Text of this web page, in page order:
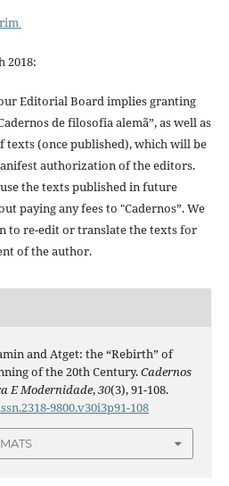
2018:
Editorial Board implies granting
de filosofia alemã”, as well as
(once published), which will be
authorization of the editors.
the texts published in future
paying any fees to "Cadernos”. We
to re-edit or translate the texts for
of the author.
and Atget: the “Rebirth” of
of the 20th Century.Cadernos
E Modernidade,30(3), 91-108.
9800.v30i3p91-108